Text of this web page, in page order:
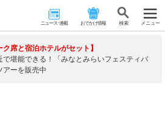
ニュース･連載 おでかけ情報 検 索 メニュー
ク席と宿泊ホテルがセット】
で堪能できる！「みなとみらいフェスティバ
アーを販売中